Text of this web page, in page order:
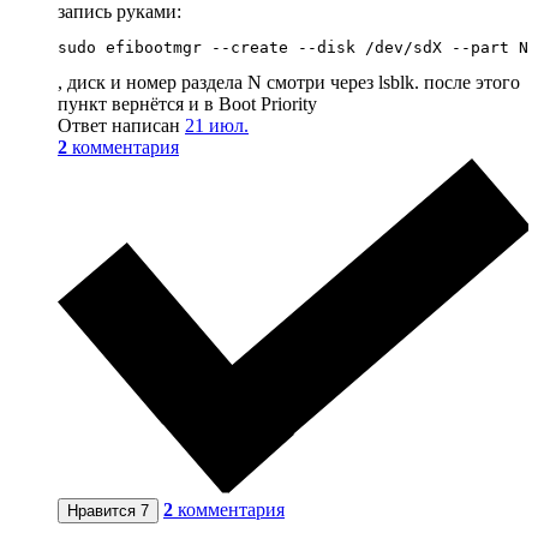
запись руками:
sudo efibootmgr --create --disk /dev/sdX --part
, диск и номер раздела N смотри через lsblk. после этого
пункт вернётся и в Boot Priority
Ответ написан 21 июл.
2 комментария
Нравится 7 2 комментария